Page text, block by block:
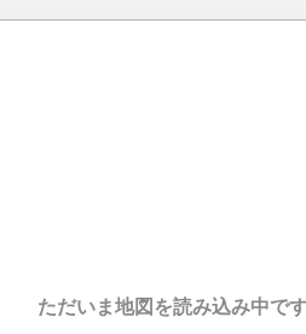
ただいま地図を読み込み中で